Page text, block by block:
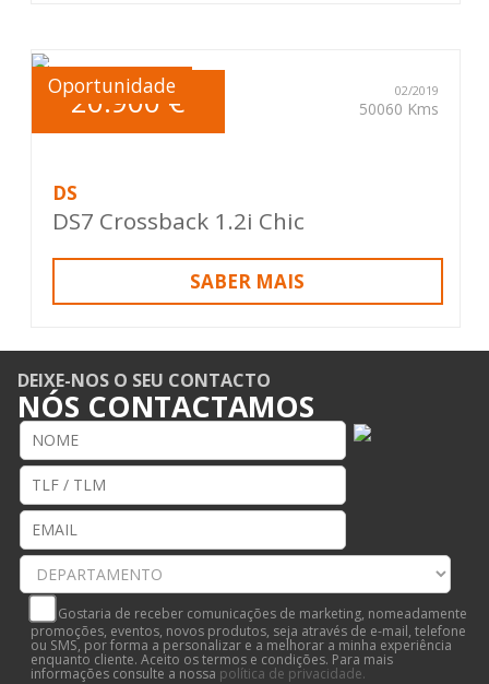
Oportunidade
20.900 € 02/2019
50060 Kms
DS
DS7 Crossback 1.2i Chic
SABER MAIS
DEIXE-NOS O SEU CONTACTO
NÓS CONTACTAMOS
Gostaria de receber comunicações de marketing, nomeadamente
promoções, eventos, novos produtos, seja através de e-mail, telefone
ou SMS, por forma a personalizar e a melhorar a minha experiência
enquanto cliente. Aceito os termos e condições. Para mais
informações consulte a nossa política de privacidade.